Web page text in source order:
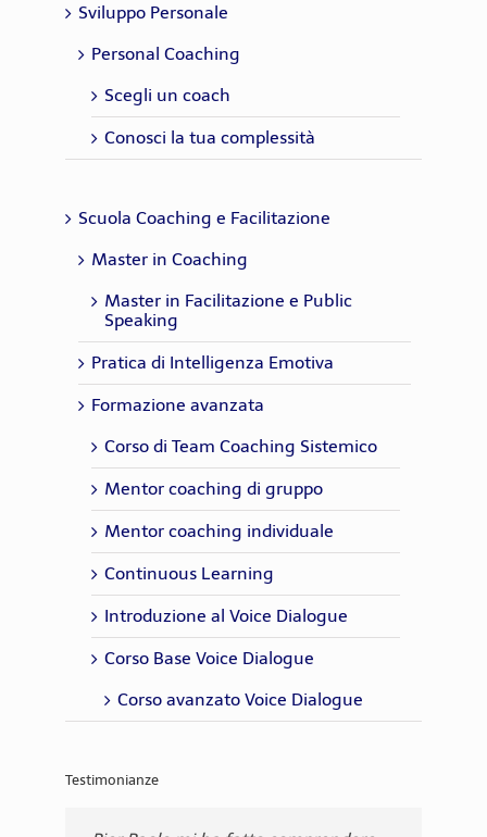
Sviluppo Personale
Personal Coaching
Scegli un coach
Conosci la tua complessità
Scuola Coaching e Facilitazione
Master in Coaching
Master in Facilitazione e Public
Speaking
Pratica di Intelligenza Emotiva
Formazione avanzata
Corso di Team Coaching Sistemico
Mentor coaching di gruppo
Mentor coaching individuale
Continuous Learning
Introduzione al Voice Dialogue
Corso Base Voice Dialogue
Corso avanzato Voice Dialogue
Testimonianze